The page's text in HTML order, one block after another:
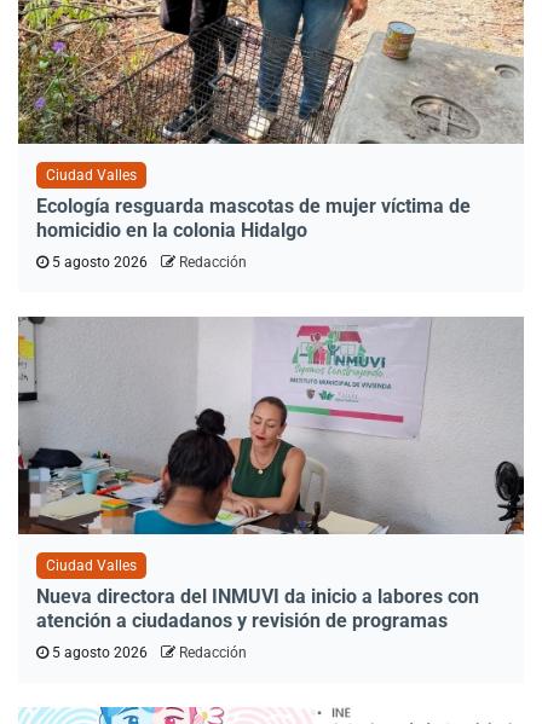
Ciudad Valles
Ecología resguarda mascotas de mujer víctima de
homicidio en la colonia Hidalgo
5 agosto 2026 Redacción
Ciudad Valles
Nueva directora del INMUVI da inicio a labores con
atención a ciudadanos y revisión de programas
5 agosto 2026 Redacción